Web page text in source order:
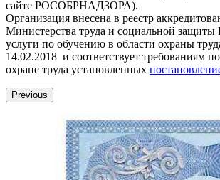
сайте РОСОБРНАДЗОРА).
Организация внесена в реестр
Министерства труда и социальной
услуги по обучению в области охраны
14.02.2018 и соответствует требованиям
охране труда установленных
Previous